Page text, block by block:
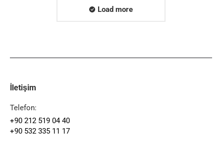
Load more
İletişim
Telefon:
+90 212 519 04 40
+90 532 335 11 17